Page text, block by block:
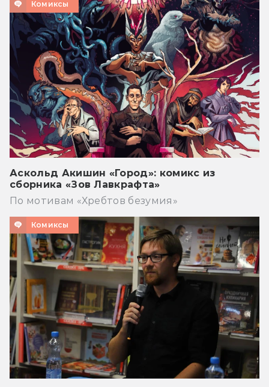
Комиксы
Аскольд Акишин «Город»: комикс из
сборника «Зов Лавкрафта»
По мотивам «Хребтов безумия»
Комиксы